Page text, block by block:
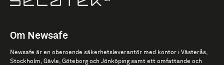
Om Newsafe
Newsafe är en oberoende säkerhetsleverantör med kontor i Västerås,
Stockholm, Gävle, Göteborg och Jönköping samt ett omfattande och